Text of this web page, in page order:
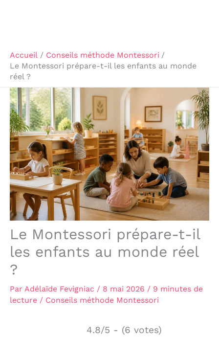
Accueil
Conseils méthode Montessori
Le Montessori prépare-t-il les enfants au monde
réel ?
Le Montessori prépare-t-il
les enfants au monde réel
?
Par Adélaïde Fevigniac / 8 mai 2026 / 9 minutes de
lecture / Conseils méthode Montessori
4.8/5 - (6 votes)